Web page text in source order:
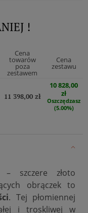
!
Cena
towarów
poza
zestawem
Cena
zestawu
11 398,00 zł
10 828,00
zł
Oszczędzasz
(5.00%)
– szczere złoto
obrączek to
. Tej płomiennej
i troskliwej w